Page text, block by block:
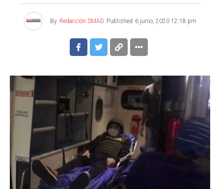
By Redacción SMAD Published 6 junio, 2020 12:18 pm